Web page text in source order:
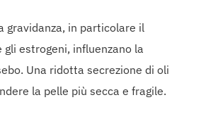
gravidanza, in particolare il
gli estrogeni, influenzano la
Una ridotta secrezione di oli
la pelle più secca e fragile.